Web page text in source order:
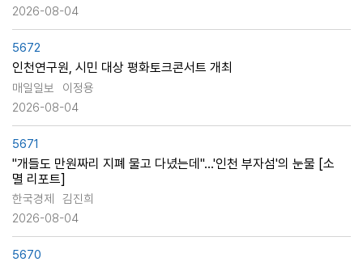
2026-08-04
5672
인천연구원, 시민 대상 평화토크콘서트 개최
매일일보
이정용
2026-08-04
5671
"개들도 만원짜리 지폐 물고 다녔는데"…'인천 부자섬'의 눈물 [소
멸 리포트]
한국경제
김진희
2026-08-04
5670